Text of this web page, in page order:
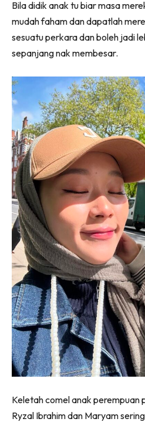
Bila didik anak tu biar masa
mudah faham dan dapatlah
sesuatu perkara dan boleh jadi
sepanjang nak membesar.
Keletah comel anak perempuan
Ryzal Ibrahim dan Maryam